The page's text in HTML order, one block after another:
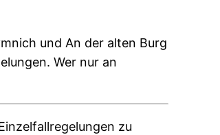
und An der alten Burg
Wer nur an
zu